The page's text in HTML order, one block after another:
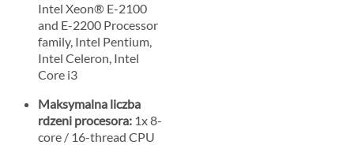
Intel Xeon® E-2100
and E-2200 Processor
family, Intel Pentium,
Intel Celeron, Intel
Core i3
Maksymalna liczba
rdzeni procesora: 1x 8-
core / 16-thread CPU